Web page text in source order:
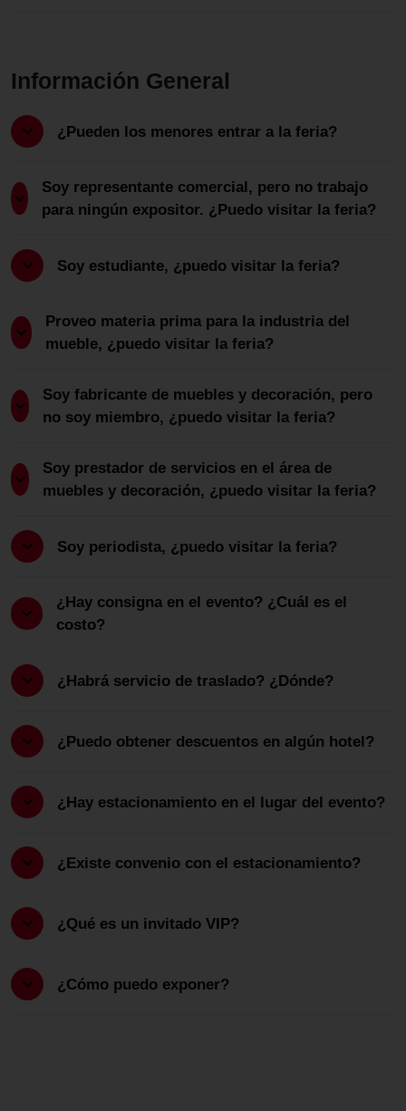
Información General
¿Pueden los menores entrar a la feria?
Soy representante comercial, pero no trabajo
para ningún expositor. ¿Puedo visitar la feria?
Soy estudiante, ¿puedo visitar la feria?
Proveo materia prima para la industria del
mueble, ¿puedo visitar la feria?
Soy fabricante de muebles y decoración, pero
no soy miembro, ¿puedo visitar la feria?
Soy prestador de servicios en el área de
muebles y decoración, ¿puedo visitar la feria?
Soy periodista, ¿puedo visitar la feria?
¿Hay consigna en el evento? ¿Cuál es el
costo?
¿Habrá servicio de traslado? ¿Dónde?
¿Puedo obtener descuentos en algún hotel?
¿Hay estacionamiento en el lugar del evento?
¿Existe convenio con el estacionamiento?
¿Qué es un invitado VIP?
¿Cómo puedo exponer?